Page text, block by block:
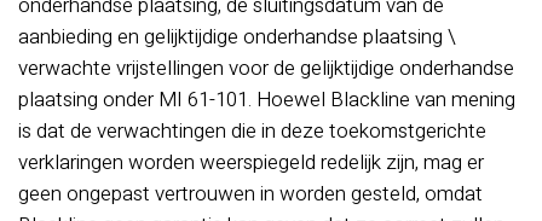
aanbieding en gelijktijdige onderhandse plaatsing \
verwachte vrijstellingen voor de gelijktijdige onderhandse
plaatsing onder MI 61-101. Hoewel Blackline van mening
is dat de verwachtingen die in deze toekomstgerichte
verklaringen worden weerspiegeld redelijk zijn, mag er
geen ongepast vertrouwen in worden gesteld, omdat